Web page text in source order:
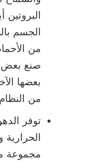
الجسم
من
صنع بعض
بعضها
من
توفر
مجموعة